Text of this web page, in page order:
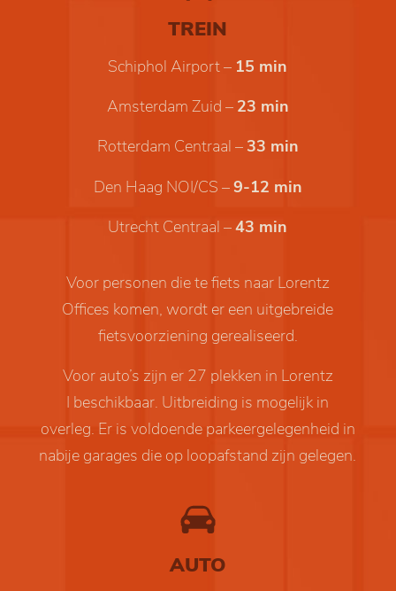
TREIN
Schiphol Airport – 15 min
Amsterdam Zuid – 23 min
Rotterdam Centraal – 33 min
Den Haag NOI/CS –9-12 min
Utrecht Centraal –43 min
Voor personen die te fiets naar Lorentz
Offices komen, wordt er een uitgebreide
fietsvoorziening gerealiseerd.
Voor auto’s zijn er 27 plekken in Lorentz
I beschikbaar. Uitbreiding is mogelijk in
overleg. Er is voldoende parkeergelegenheid in
nabije garages die op loopafstand zijn gelegen.
AUTO